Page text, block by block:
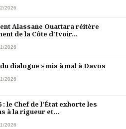
2026
Alassane Ouattara réitère
de la Côte d'Ivoir...
2026
dialogue » mis à mal à Davos
2026
: le Chef de l’État exhorte les
à la rigueur et...
2026